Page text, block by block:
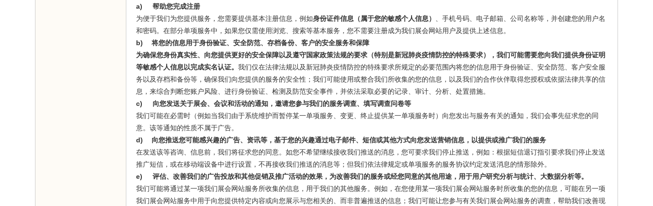
a)
帮助您完成注册
为便于我们为您提供服务，您需要提供基本注册信息，例如身份证件信息（属于您的敏感个人信息） 、手机号码、电子邮箱、公司名称等，并创建您的用户名
和密码。在部分单项服务中，如果您仅需使用浏览、搜索等基本服务，您不需要注册成为我们展会网站用户及提供上述信息。
b)
将您的信息用于身份验证、安全防范、存档备份、客户的安全服务和保障
为确保您身份真实性、向您提供更好的安全保障以及遵守国家政策法规的要求（特别是新冠肺炎疫情防控的特殊要求），我们可能需要您向我们提供身份证明
等敏感个人信息以完成实名认证。 我们仅在法律法规以及新冠肺炎疫情防控的特殊要求所规定的必要范围内将您的信息用于身份验证、安全防范、客户安全服
务以及存档和备份等，确保我们向您提供的服务的安全性；我们可能使用或整合我们所收集的您的信息，以及我们的合作伙伴取得您授权或依据法律共享的信
息，来综合判断您账户风险、进行身份验证、检测及防范安全事件，并依法采取必要的记录、审计、分析、处置措施。
c)
向您发送关于展会、会议和活动的通知，邀请您参与我们的服务调查、填写调查问卷等
我们可能在必需时（例如当我们由于系统维护而暂停某一单项服务、变更、终止提供某一单项服务时）向您发出与服务有关的通知，我们会事先征求您的同
意。该等通知的性质不属于广告。
d)
向您推送您可能感兴趣的广告、资讯等，基于您的兴趣通过电子邮件、短信或其他方式向您发送营销信息，以提供或推广我们的服务
在发送该等咨询、信息前，我们将征求您的同意。如您不希望继续接收我们推送的消息，您可要求我们停止推送，例如：根据短信退订指引要求我们停止发送
推广短信，或在移动端设备中进行设置，不再接收我们推送的消息等；但我们依法律规定或单项服务的服务协议约定发送消息的情形除外。
e)
评估、改善我们的广告投放和其他促销及推广活动的效果，为改善我们的服务或经您同意的其他用途，用于用户研究分析与统计、大数据分析等。
我们可能将通过某一项我们展会网站服务所收集的信息，用于我们的其他服务。例如，在您使用某一项我们展会网站服务时所收集的您的信息，可能在另一项
我们展会网站服务中用于向您提供特定内容或向您展示与您相关的、而非普遍推送的信息；我们可能让您参与有关我们展会网站服务的调查，帮助我们改善现